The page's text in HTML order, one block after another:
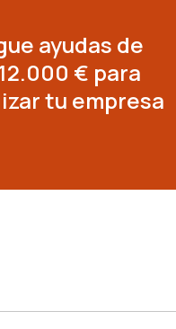
ayudas de
€ para
tu empresa